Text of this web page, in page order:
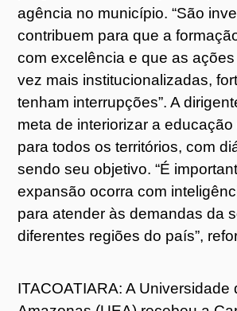
agência no município. “São
contribuem para que a
com excelência e que as
vez mais institucionalizadas,
tenham interrupções”. A
meta de interiorizar a
para todos os territórios, com
sendo seu objetivo. “É
expansão ocorra com
para atender às demandas da
diferentes regiões do país”,
ITACOATIARA: A Universidade